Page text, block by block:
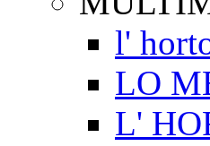
l'
LO
L'